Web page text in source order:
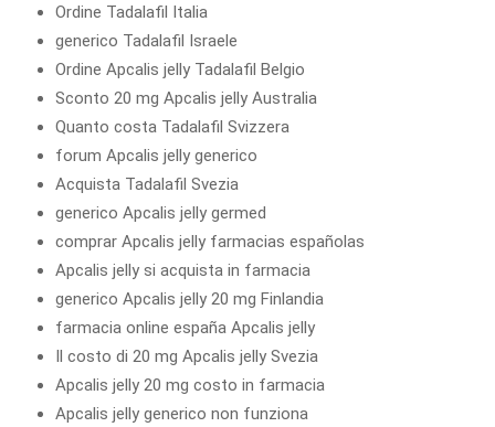
Ordine Tadalafil Italia
generico Tadalafil Israele
Ordine Apcalis jelly Tadalafil Belgio
Sconto 20 mg Apcalis jelly Australia
Quanto costa Tadalafil Svizzera
forum Apcalis jelly generico
Acquista Tadalafil Svezia
generico Apcalis jelly germed
comprar Apcalis jelly farmacias españolas
Apcalis jelly si acquista in farmacia
generico Apcalis jelly 20 mg Finlandia
farmacia online españa Apcalis jelly
Il costo di 20 mg Apcalis jelly Svezia
Apcalis jelly 20 mg costo in farmacia
Apcalis jelly generico non funziona